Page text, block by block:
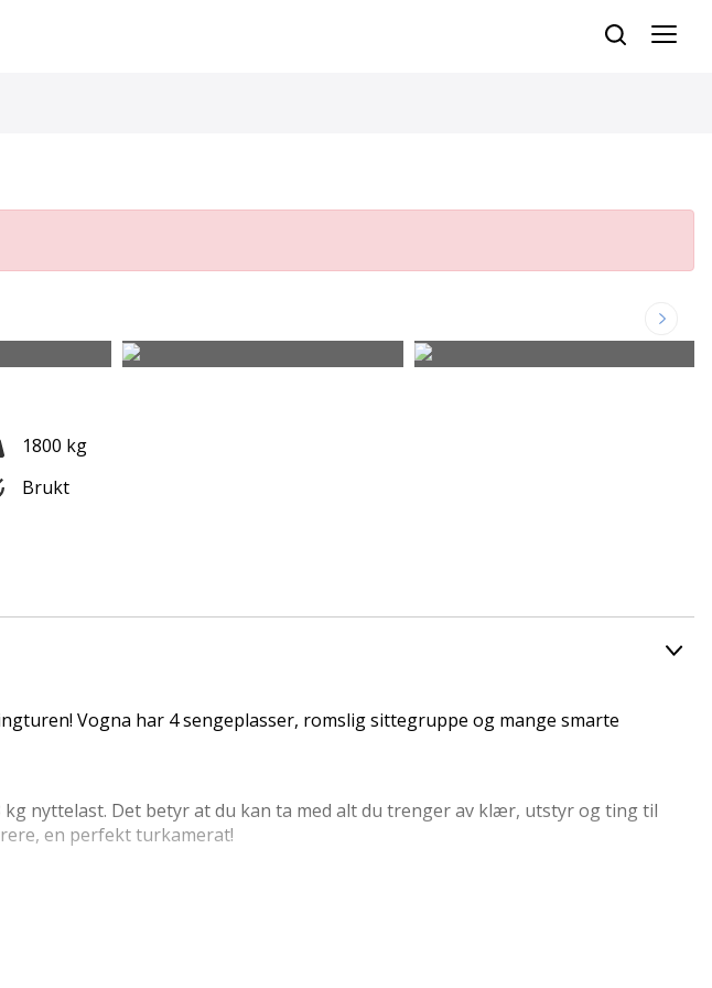
1800 kg
Brukt
Vogna har 4 sengeplasser, romslig sittegruppe og mange smarte
nyttelast. Det betyr at du kan ta med alt du trenger av klær, utstyr og ting til
en perfekt turkamerat!